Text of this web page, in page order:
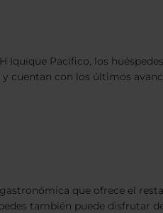
Pacífico, los
cuentan con los últimos
que ofrece el
también puede disfrutar